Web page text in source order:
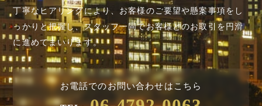
丁寧なヒアリングにより、お客様のご要望や懸案事項を し
っかりと把握し、スタッフ一同でお客様とのお取引を円滑
に進めてまいります。
お電話でのお問い合わせはこちら